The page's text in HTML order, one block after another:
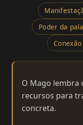
Poder da
O Mago lembra
recursos para
concreta.